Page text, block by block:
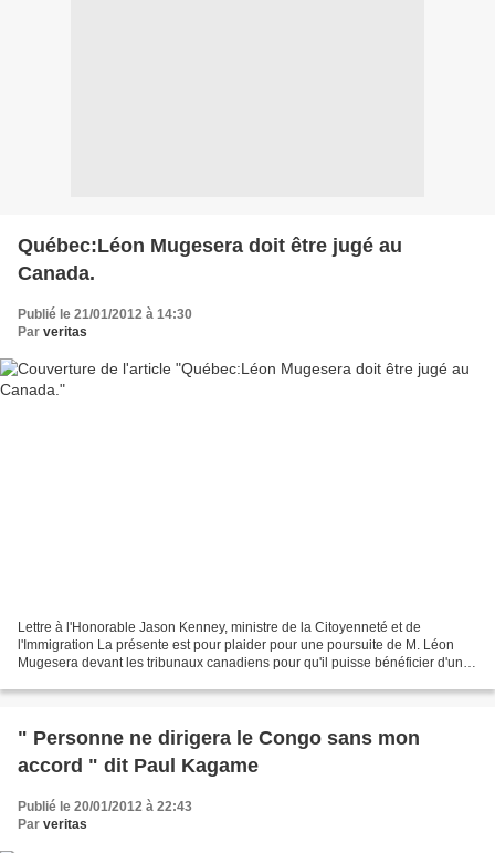
Québec:Léon Mugesera doit être jugé au
Canada.
Publié le 21/01/2012 à 14:30
Par veritas
Lettre à l'Honorable Jason Kenney, ministre de la Citoyenneté et de
l'Immigration La présente est pour plaider pour une poursuite de M. Léon
Mugesera devant les tribunaux canadiens pour qu'il puisse bénéficier d'une
" Personne ne dirigera le Congo sans mon
accord " dit Paul Kagame
Publié le 20/01/2012 à 22:43
Par veritas